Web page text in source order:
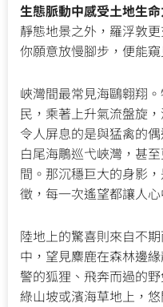
生態脈動中感受土地生
靜態地景之外，羅浮敦
你願意放慢腳步，便能
峽灣間最常見海鷗翱翔
民，乘著上升氣流盤旋
令人屏息的是與猛禽的
白尾海鵰巡弋峽灣，甚
間。那沉穩巨大的身影
徵，每一次遙望都讓人心
陸地上的驚喜則來自不
中，望見麋鹿在森林邊
警的狐狸、飛奔而過的
綠山坡或濱海草地上，